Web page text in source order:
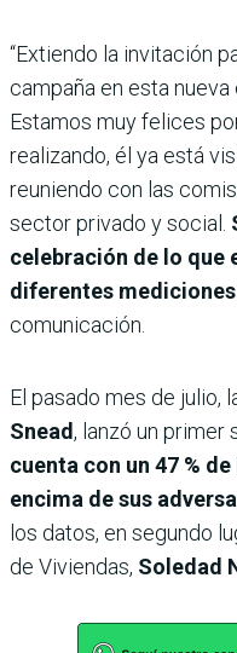
“Extiendo la invitación
campaña en esta
Estamos muy felices
realizando, él ya está
reuniendo con las
sector privado y social.
celebración de lo que
diferentes mediciones
comunicación.
El pasado mes de julio,
Snead, lanzó un primer
cuenta con un 47 %
encima de sus
los datos, en segundo
de Viviendas, Soledad